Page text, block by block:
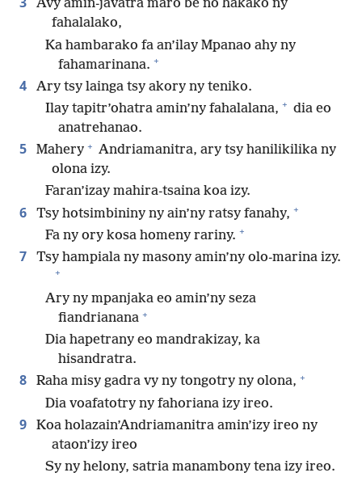
Avy amin-javatra maro be no hakako ny
fahalalako,
Ka hambarako fa an’ilay Mpanao ahy ny
fahamarinana. +
4
Ary tsy lainga tsy akory ny teniko.
Ilay tapitr’ohatra amin’ny fahalalana, + dia eo
anatrehanao.
5 Mahery + Andriamanitra, ary tsy hanilikilika ny
olona izy.
Faran’izay mahira-tsaina koa izy.
6 Tsy hotsimbininy ny ain’ny ratsy fanahy, +
Fa ny ory kosa homeny rariny. +
7 Tsy hampiala ny masony amin’ny olo-marina izy.
+
Ary ny mpanjaka eo amin’ny seza
fiandrianana +
Dia hapetrany eo mandrakizay, ka
hisandratra.
8 Raha misy gadra vy ny tongotry ny olona, +
Dia voafatotry ny fahoriana izy ireo.
9
Koa holazain’Andriamanitra amin’izy ireo ny
ataon’izy ireo
Sy ny helony, satria manambony tena izy ireo.